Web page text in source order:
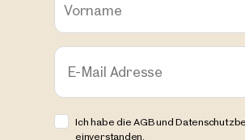
Vorname
E-Mail Adresse
Ich habe die AGB und
einverstanden.